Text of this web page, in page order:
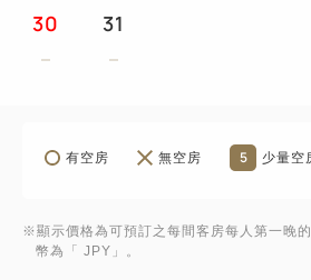
30 31
有空房 無空房 5 少量空
※顯示價格為可預訂之每間客房每人第一晚
幣為「 JPY」。